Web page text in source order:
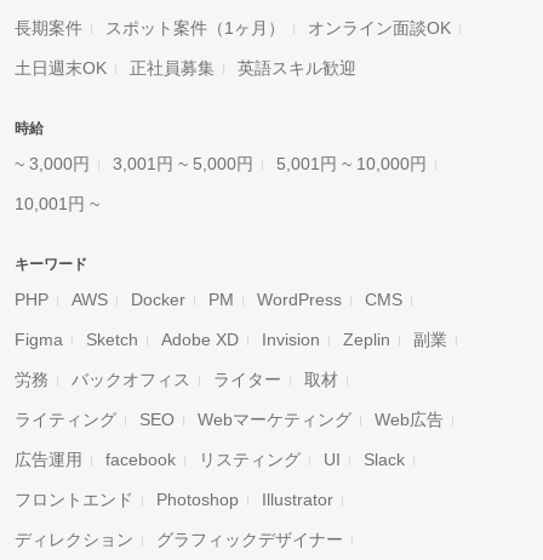
長期案件 スポット案件（1ヶ月） オンライン面談OK
土日週末OK 正社員募集 英語スキル歓迎
時給
~ 3,000円 3,001円 ~ 5,000円 5,001円 ~ 10,000円
10,001円 ~
キーワード
PHP AWS Docker PM WordPress CMS
Figma Sketch Adobe XD Invision Zeplin 副業
労務 バックオフィス ライター 取材
ライティング SEO Webマーケティング Web広告
広告運用 facebook リスティング UI Slack
フロントエンド Photoshop Illustrator
ディレクション グラフィックデザイナー